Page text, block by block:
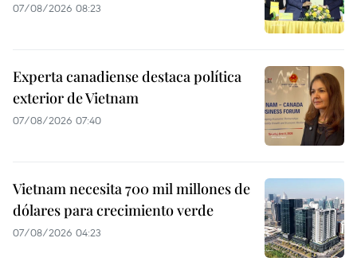
07/08/2026 08:23
Experta canadiense destaca política
exterior de Vietnam
07/08/2026 07:40
Vietnam necesita 700 mil millones de
dólares para crecimiento verde
07/08/2026 04:23